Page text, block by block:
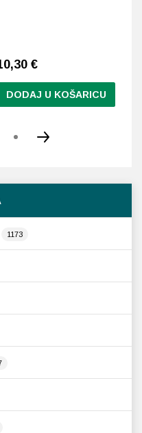
1173
€
DODAJ U KOŠARICU
na